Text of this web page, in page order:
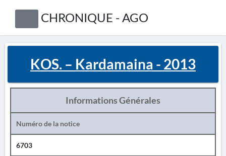
CHRONIQUE - AGO
KOS. – Kardamaina - 2013
Informations Générales
Numéro de la notice
6703